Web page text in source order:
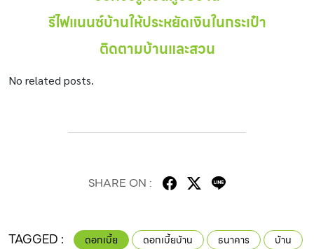
รีไฟแนนซ์บ้านให้ประหยัดเงินในกระเป๋า
ติดตามบ้านและสวน
No related posts.
SHARE ON :
TAGGED : ดอกเบี้ย ดอกเบี้ยบ้าน ธนาคาร
บ้าน